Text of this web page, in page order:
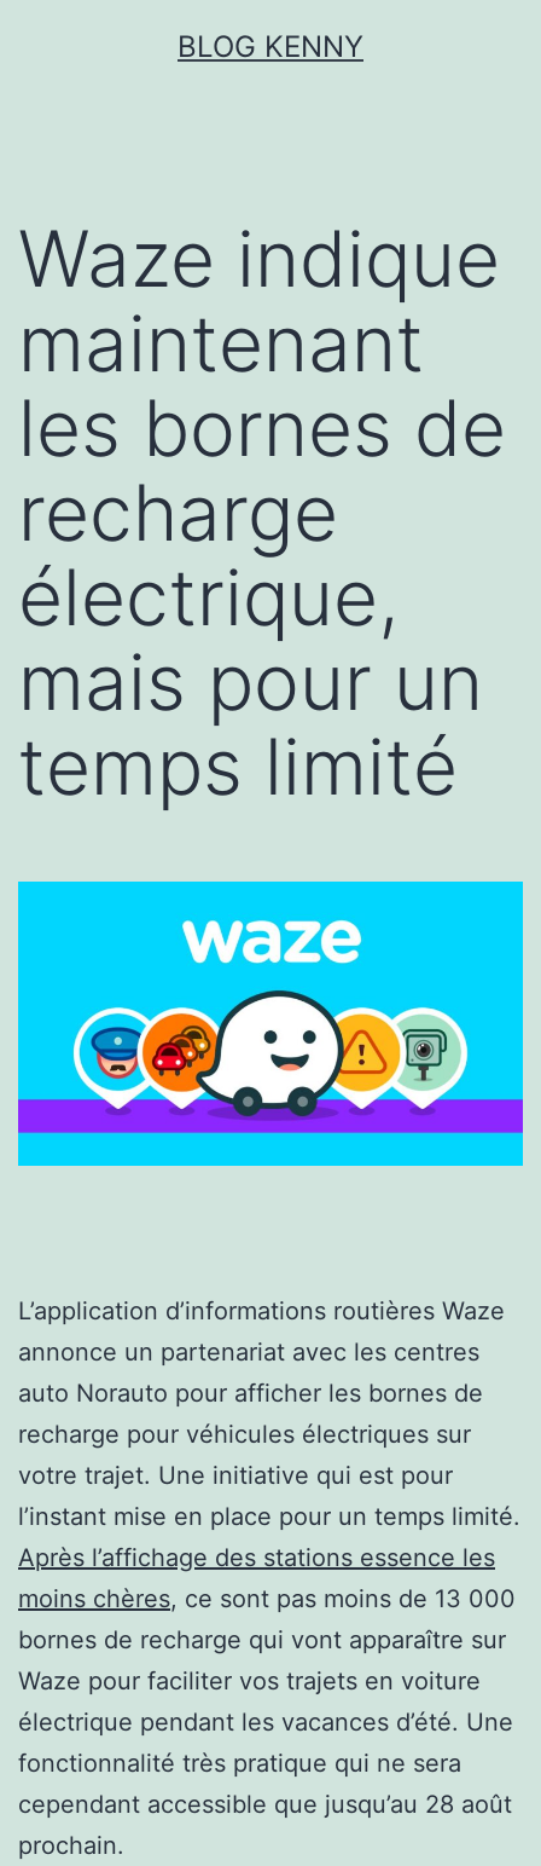
BLOG KENNY
Waze indique
maintenant
les bornes de
recharge
électrique,
mais pour un
temps limité
L’application d’informations routières Waze
annonce un partenariat avec les centres
auto Norauto pour afficher les bornes de
recharge pour véhicules électriques sur
votre trajet. Une initiative qui est pour
l’instant mise en place pour un temps limité.
Après l’affichage des stations essence les
moins chères, ce sont pas moins de 13 000
bornes de recharge qui vont apparaître sur
Waze pour faciliter vos trajets en voiture
électrique pendant les vacances d’été. Une
fonctionnalité très pratique qui ne sera
cependant accessible que jusqu’au 28 août
prochain.